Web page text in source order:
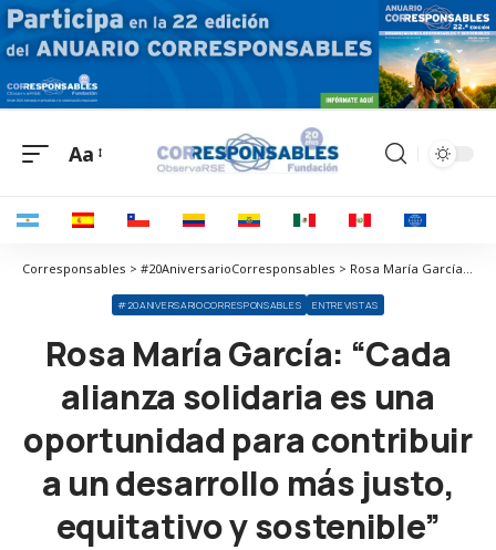
Aa
Corresponsables > #20AniversarioCorresponsables > Rosa María García: “Cada alianza solidaria es una oportunidad para contribuir a un desarrollo más justo, equitativo y sostenible”
#20ANIVERSARIOCORRESPONSABLES ENTREVISTAS
Rosa María García: “Cada
alianza solidaria es una
oportunidad para contribuir
a un desarrollo más justo,
equitativo y sostenible”